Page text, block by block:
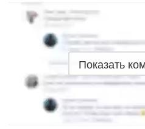
Показать